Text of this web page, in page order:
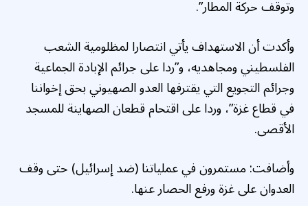
وتوقف حركة المطار”.
وأكدت أن الاستهداف يأتي انتصارا لمظلومية الشعب
الفلسطيني ومجاهديه، و”ردا على جرائم الإبادة الجماعية
وجرائم التجويع التي يقترفها العدو الصهيوني بحق إخواننا
في قطاع غزة”، وردا على اقتحام قطعان الصهاينة للمسجد
الأقصى.
وأضافت: مستمرون في عملياتنا (ضد إسرائيل) حتى وقف
العدوان على غزة ورفع الحصار عنها.